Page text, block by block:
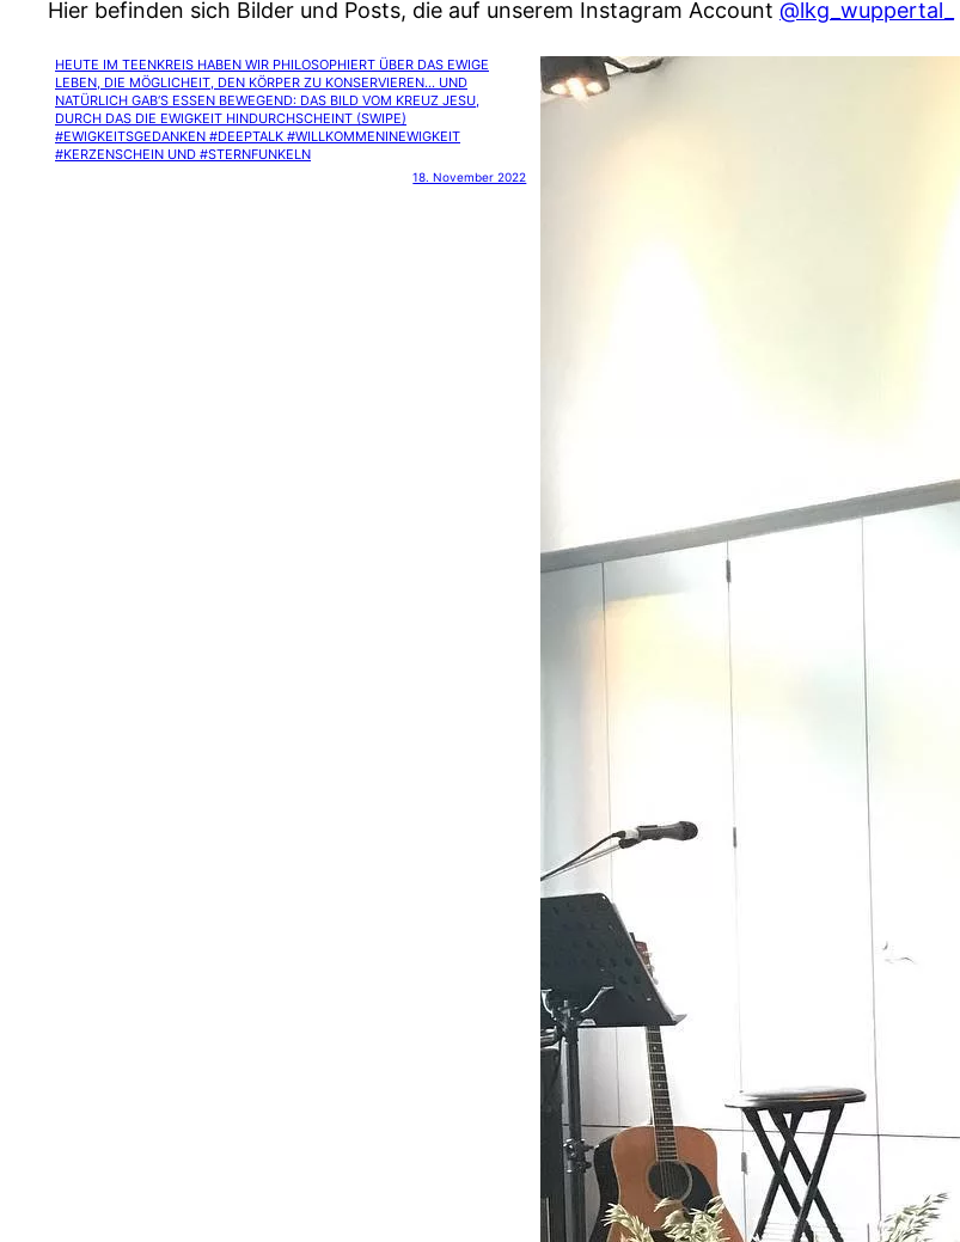
Hier befinden sich Bilder und Posts, die auf unserem Instagram Account @lkg_wuppertal_
HEUTE IM TEENKREIS HABEN WIR PHILOSOPHIERT ÜBER DAS EWIGE
LEBEN, DIE MÖGLICHEIT, DEN KÖRPER ZU KONSERVIEREN… UND
NATÜRLICH GAB‘S ESSEN BEWEGEND: DAS BILD VOM KREUZ JESU,
DURCH DAS DIE EWIGKEIT HINDURCHSCHEINT (SWIPE)
#EWIGKEITSGEDANKEN #DEEPTALK #WILLKOMMENINEWIGKEIT
#KERZENSCHEIN UND #STERNFUNKELN
18. November 2022